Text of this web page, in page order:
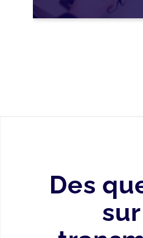
TRANSMISSION
Des